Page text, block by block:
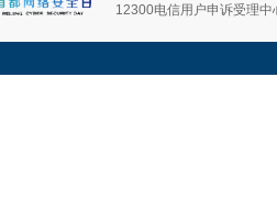
12300电信用户申诉受理中